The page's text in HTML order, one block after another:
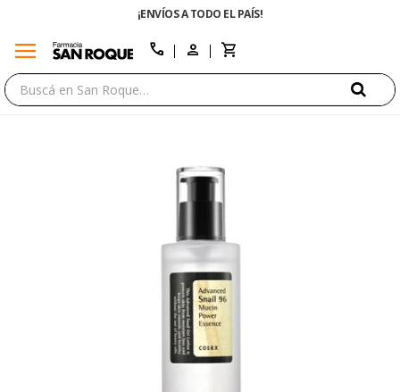
¡ENVÍOS A TODO EL PAÍS!
menu call
close